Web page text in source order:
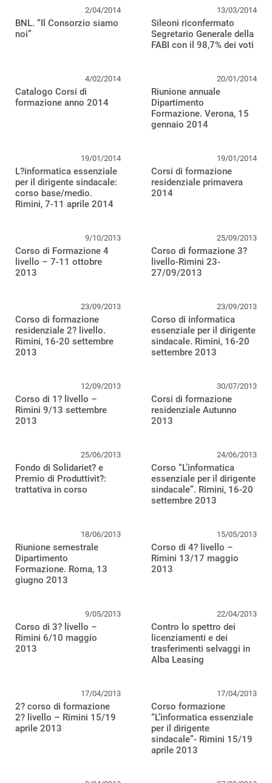
2/04/2014
BNL. “Il Consorzio siamo
noi”
13/03/2014
Sileoni riconfermato
Segretario Generale della
FABI con il 98,7% dei voti
4/02/2014
Catalogo Corsi di
formazione anno 2014
20/01/2014
Riunione annuale
Dipartimento
Formazione. Verona, 15
gennaio 2014
19/01/2014
L?informatica essenziale
per il dirigente sindacale:
corso base/medio.
Rimini, 7-11 aprile 2014
19/01/2014
Corsi di formazione
residenziale primavera
2014
9/10/2013
Corso di Formazione 4
livello – 7-11 ottobre
2013
25/09/2013
Corso di formazione 3?
livello-Rimini 23-
27/09/2013
23/09/2013
Corso di formazione
residenziale 2? livello.
Rimini, 16-20 settembre
2013
23/09/2013
Corso di informatica
essenziale per il dirigente
sindacale. Rimini, 16-20
settembre 2013
12/09/2013
Corso di 1? livello –
Rimini 9/13 settembre
2013
30/07/2013
Corsi di formazione
residenziale Autunno
2013
25/06/2013
Fondo di Solidariet? e
Premio di Produttivit?:
trattativa in corso
24/06/2013
Corso “L’informatica
essenziale per il dirigente
sindacale”. Rimini, 16-20
settembre 2013
18/06/2013
Riunione semestrale
Dipartimento
Formazione. Roma, 13
giugno 2013
15/05/2013
Corso di 4? livello –
Rimini 13/17 maggio
2013
9/05/2013
Corso di 3? livello –
Rimini 6/10 maggio
2013
22/04/2013
Contro lo spettro dei
licenziamenti e dei
trasferimenti selvaggi in
Alba Leasing
17/04/2013
2? corso di formazione
2? livello – Rimini 15/19
aprile 2013
17/04/2013
Corso formazione
“L’informatica essenziale
per il dirigente
sindacale”- Rimini 15/19
aprile 2013